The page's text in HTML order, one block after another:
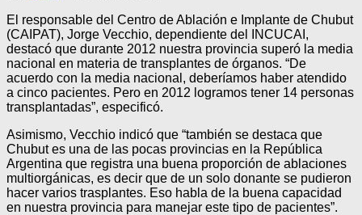
El responsable del Centro de Ablación e Implante de Chubut
(CAIPAT), Jorge Vecchio, dependiente del INCUCAI,
destacó que durante 2012 nuestra provincia superó la media
nacional en materia de transplantes de órganos. “De
acuerdo con la media nacional, deberíamos haber atendido
a cinco pacientes. Pero en 2012 logramos tener 14 personas
transplantadas”, especificó.
Asimismo, Vecchio indicó que “también se destaca que
Chubut es una de las pocas provincias en la República
Argentina que registra una buena proporción de ablaciones
multiorgánicas, es decir que de un solo donante se pudieron
hacer varios trasplantes. Eso habla de la buena capacidad
en nuestra provincia para manejar este tipo de pacientes”.